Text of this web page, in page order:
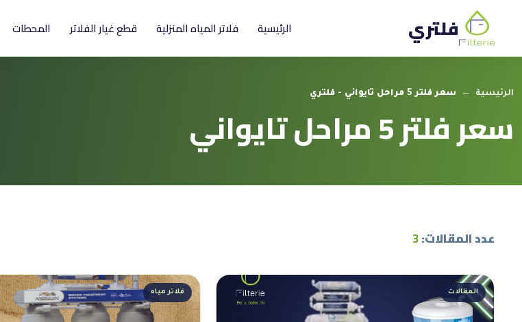
فلتري الرئيسية فلاتر المياه المنزلية قطع غيار الفلاتر المحطات
الرئيسية ← سعر فلتر 5 مراحل تايواني - فلتري
سعر فلتر 5 مراحل تايواني
عدد المقالات:3
المقالات فلاتر مياه